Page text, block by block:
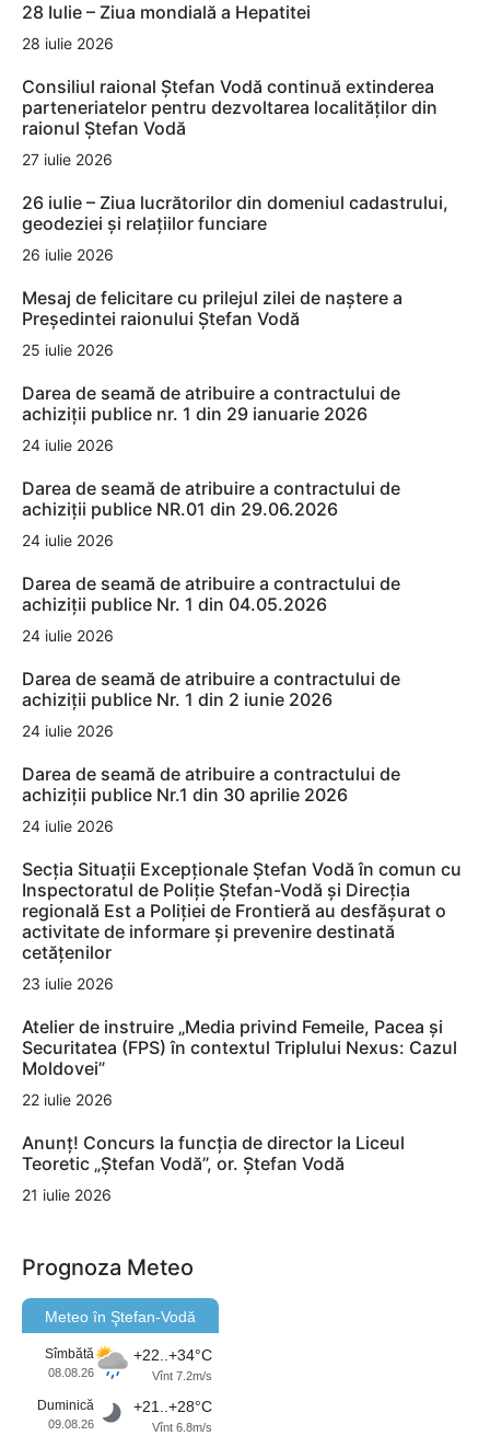
28 Iulie – Ziua mondială a Hepatitei
28 iulie 2026
Consiliul raional Ștefan Vodă continuă extinderea
parteneriatelor pentru dezvoltarea localităților din
raionul Ștefan Vodă
27 iulie 2026
26 iulie – Ziua lucrătorilor din domeniul cadastrului,
geodeziei și relațiilor funciare
26 iulie 2026
Mesaj de felicitare cu prilejul zilei de naștere a
Președintei raionului Ștefan Vodă
25 iulie 2026
Darea de seamă de atribuire a contractului de
achiziții publice nr. 1 din 29 ianuarie 2026
24 iulie 2026
Darea de seamă de atribuire a contractului de
achiziții publice NR.01 din 29.06.2026
24 iulie 2026
Darea de seamă de atribuire a contractului de
achiziții publice Nr. 1 din 04.05.2026
24 iulie 2026
Darea de seamă de atribuire a contractului de
achiziții publice Nr. 1 din 2 iunie 2026
24 iulie 2026
Darea de seamă de atribuire a contractului de
achiziții publice Nr.1 din 30 aprilie 2026
24 iulie 2026
Secția Situații Excepționale Ștefan Vodă în comun cu
Inspectoratul de Poliție Ștefan-Vodă și Direcția
regională Est a Poliției de Frontieră au desfășurat o
activitate de informare și prevenire destinată
cetățenilor
23 iulie 2026
Atelier de instruire „Media privind Femeile, Pacea și
Securitatea (FPS) în contextul Triplului Nexus: Cazul
Moldovei”
22 iulie 2026
Anunț! Concurs la funcția de director la Liceul
Teoretic „Ștefan Vodă”, or. Ștefan Vodă
21 iulie 2026
Prognoza Meteo
Meteo în Ştefan-Vodă
Sîmbătă
08.08.26
+22..+34°C
Vînt 7.2m/s
Duminică
09.08.26
+21..+28°C
Vînt 6.8m/s